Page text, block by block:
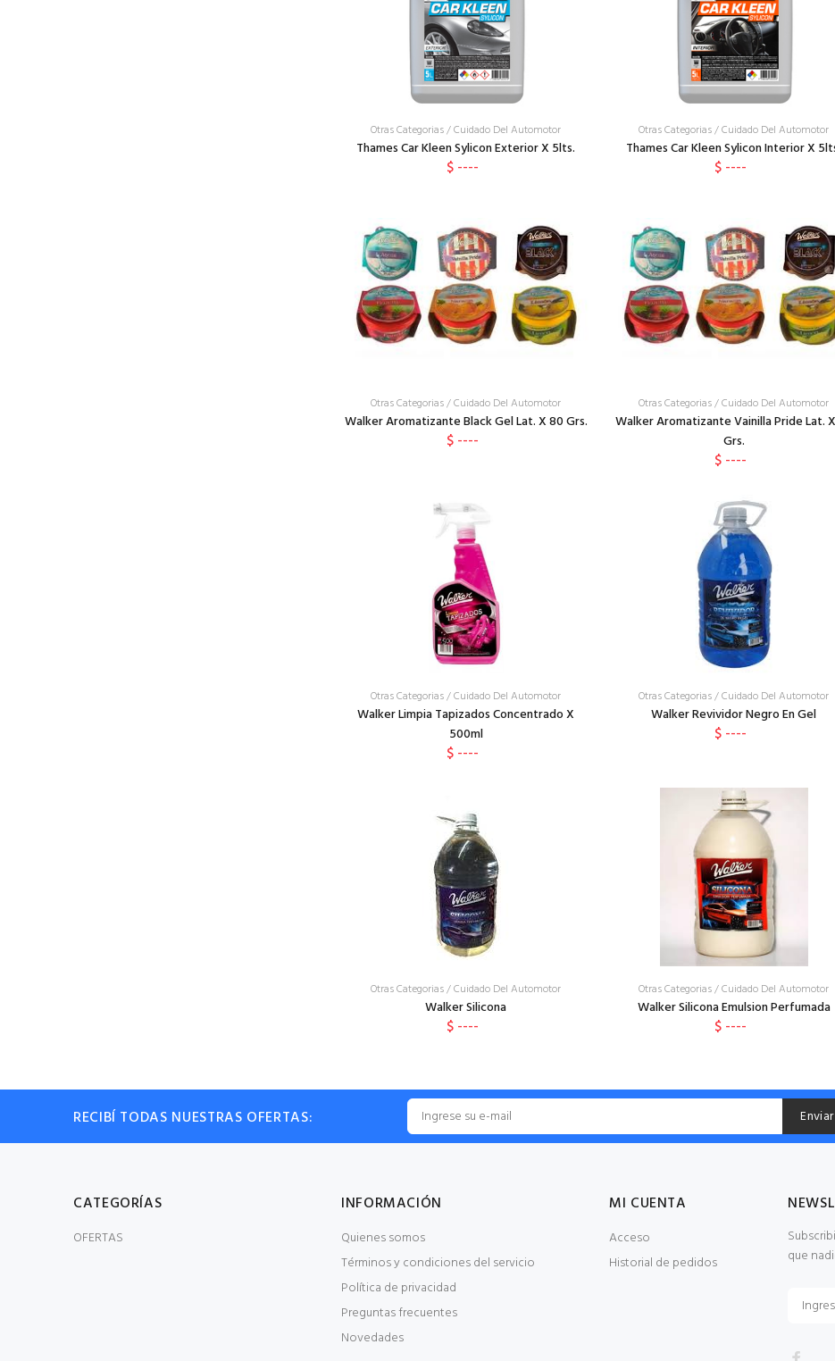
Otras Categorias/Cuidado Del Automotor
Thames Car Kleen Sylicon Exterior X 5lts.
$ ----
Otras Categorias/Cuidado Del Automotor
Thames Car Kleen Sylicon Interior X
$ ----
Otras Categorias/Cuidado Del Automotor
Walker Aromatizante Black Gel Lat. X 80 Grs.
$ ----
Otras Categorias/Cuidado Del Automotor
Walker Aromatizante Vainilla Pride Lat.
Grs.
$ ----
Otras Categorias/Cuidado Del Automotor
Walker Limpia Tapizados Concentrado X
500ml
$ ----
Otras Categorias/Cuidado Del Automotor
Walker Revividor Negro En Gel
$ ----
Otras Categorias/Cuidado Del Automotor
Walker Silicona
$ ----
Otras Categorias/Cuidado Del Automotor
Walker Silicona Emulsion Perfumada
$ ----
RECIBÍ TODAS NUESTRAS OFERTAS:
CATEGORÍAS
OFERTAS
INFORMACIÓN
Quienes somos
Términos y condiciones del servicio
Política de privacidad
Preguntas frecuentes
Novedades
MI CUENTA
Acceso
Historial de pedidos
que